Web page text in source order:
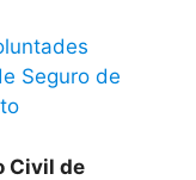
Seguro de
Civil de